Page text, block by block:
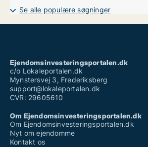
Se alle populære søgninger
Ejendomsinvesteringsportalen.dk
c/o Lokaleportalen.dk
Mynstersvej 3, Frederiksberg
support@lokaleportalen.dk
CVR: 29605610
Om Ejendomsinvesteringsportalen.dk
Om Ejendomsinvesteringsportalen.dk
Nyt om ejendomme
Kontakt os